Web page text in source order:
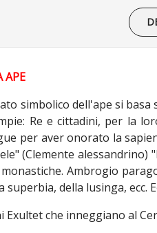
APE
simbolico dell'ape si
Re e cittadini, per la
per aver onorato la
(Clemente alessandrino)
Ambrogio
della lusinga,
Exultet che inneggiano al